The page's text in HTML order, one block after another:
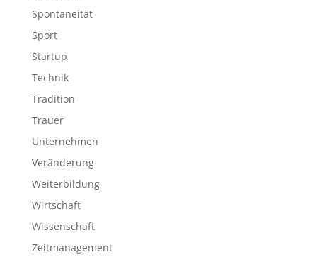
Spontaneität
Sport
Startup
Technik
Tradition
Trauer
Unternehmen
Veränderung
Weiterbildung
Wirtschaft
Wissenschaft
Zeitmanagement